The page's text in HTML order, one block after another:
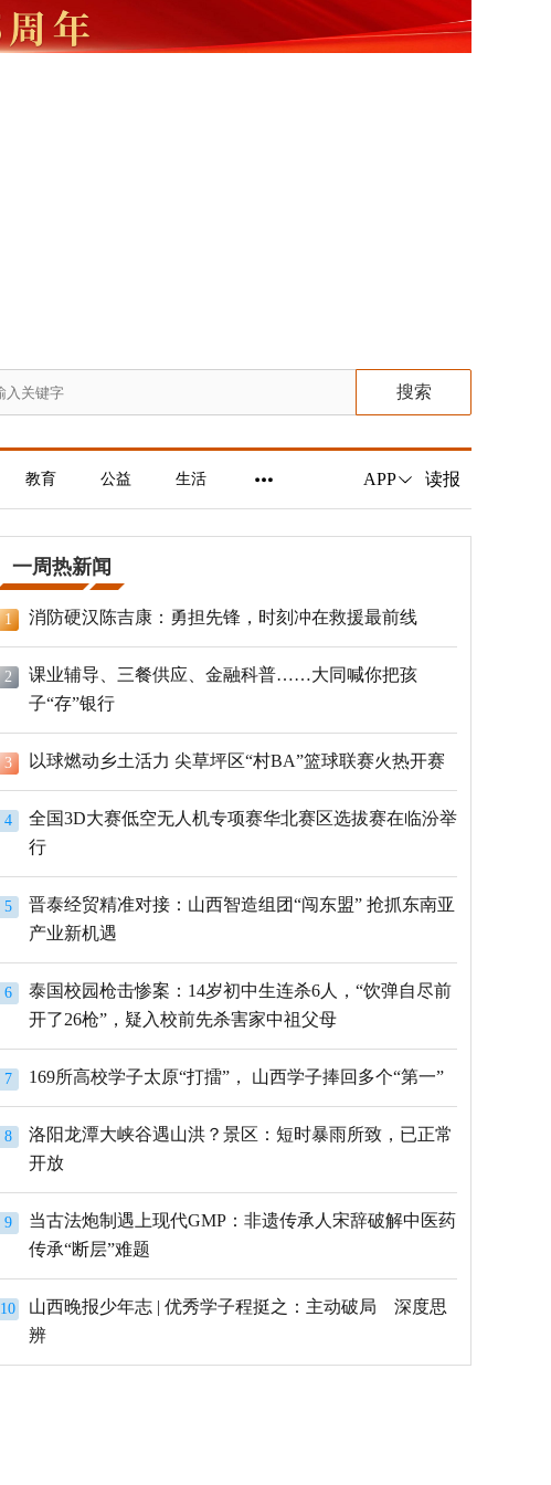
搜索
教育 公益 生活 APP 读报
一周热新闻
1 消防硬汉陈吉康：勇担先锋，时刻冲在救援最前线
2
课业辅导、三餐供应、金融科普……大同喊你把孩
子“存”银行
3 以球燃动乡土活力 尖草坪区“村BA”篮球联赛火热开赛
4
全国3D大赛低空无人机专项赛华北赛区选拔赛在临汾举
行
5
晋泰经贸精准对接：山西智造组团“闯东盟” 抢抓东南亚
产业新机遇
6
泰国校园枪击惨案：14岁初中生连杀6人，“饮弹自尽前
开了26枪”，疑入校前先杀害家中祖父母
7 169所高校学子太原“打擂”， 山西学子捧回多个“第一”
8
洛阳龙潭大峡谷遇山洪？景区：短时暴雨所致，已正常
开放
9
当古法炮制遇上现代GMP：非遗传承人宋辞破解中医药
传承“断层”难题
10
山西晚报少年志 | 优秀学子程挺之：主动破局 深度思
辨